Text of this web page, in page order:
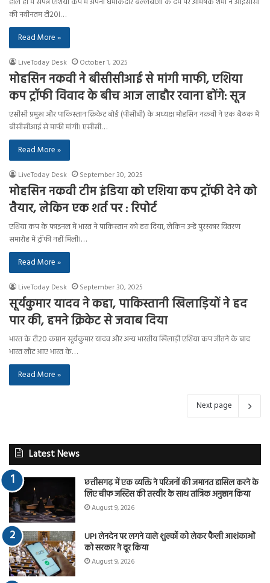
की नवीनतम टी20I…
Read More »
LiveToday Desk October 1, 2025
मोहसिन नकवी ने बीसीसीआई से मांगी माफी, एशिया
कप ट्रॉफी विवाद के बीच आज लाहौर रवाना होंगे: सूत्र
एसीसी प्रमुख और पाकिस्तान क्रिकेट बोर्ड (पीसीबी) के अध्यक्ष मोहसिन नक़वी ने एक बैठक में
बीसीसीआई से माफ़ी मांगी। एसीसी…
Read More »
LiveToday Desk September 30, 2025
मोहसिन नकवी टीम इंडिया को एशिया कप ट्रॉफी देने को
तैयार, लेकिन एक शर्त पर : रिपोर्ट
एशिया कप के फाइनल में भारत ने पाकिस्तान को हरा दिया, लेकिन उन्हें पुरस्कार वितरण
समारोह में ट्रॉफी नहीं मिली।…
Read More »
LiveToday Desk September 30, 2025
सूर्यकुमार यादव ने कहा, पाकिस्तानी खिलाड़ियों ने हद
पार की, हमने क्रिकेट से जवाब दिया
भारत के टी20 कप्तान सूर्यकुमार यादव और अन्य भारतीय खिलाड़ी एशिया कप जीतने के बाद
भारत लौट आए भारत के…
Read More »
Next page
Latest News
छत्तीसगढ़ में एक व्यक्ति ने परिजनों की जमानत हासिल करने के
लिए चीफ जस्टिस की तस्वीर के साथ तांत्रिक अनुष्ठान किया
August 9, 2026
UPI लेनदेन पर लगने वाले शुल्कों को लेकर फैली आशंकाओं
को सरकार ने दूर किया
August 9, 2026